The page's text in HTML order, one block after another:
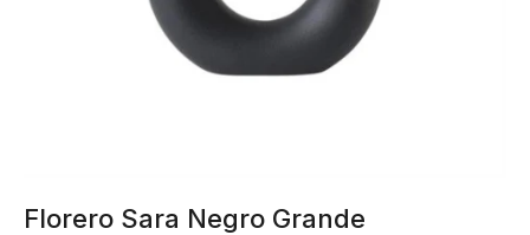
Florero Sara Negro Grande